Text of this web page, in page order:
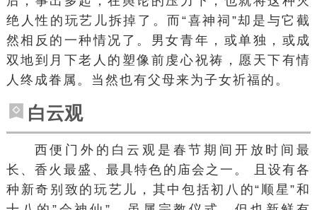
绝人性的玩艺儿拆掉了。而“喜神祠”却是与它截
然相反的一种情况了。男女青年，或单独，或成
双地到月下老人的塑像前虔心祝祷， 愿天下有情
人终成眷属 。当然也有父母来为子女祈福的。
白云观
西便门外的白云观是春节期间开放时间最
长、香火最盛、最具特色的庙会之一。 且设有各
种新奇别致的玩艺儿，其中包括初八的“顺星”和